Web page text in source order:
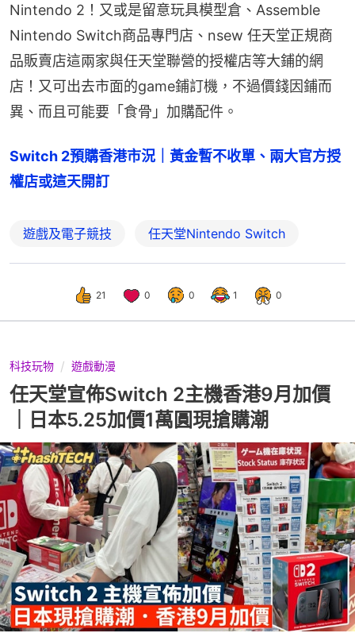
Nintendo 2！又或是留意玩具模型倉、Assemble
Nintendo Switch商品專門店、nsew 任天堂正規商
品販賣店這兩家與任天堂聯營的授權店等大鋪的網
店！又可出去市面的game鋪訂機，不過價錢因鋪而
異、而且可能要「食骨」加購配件。
Switch 2預購香港市況｜黃金暫不收單、兩大官方授
權店或這天開訂
遊戲及電子競技 任天堂Nintendo Switch
21 0 0 1 0
科技玩物 遊戲動漫
任天堂宣佈Switch 2主機香港9月加價
｜日本5.25加價1萬圓現搶購潮